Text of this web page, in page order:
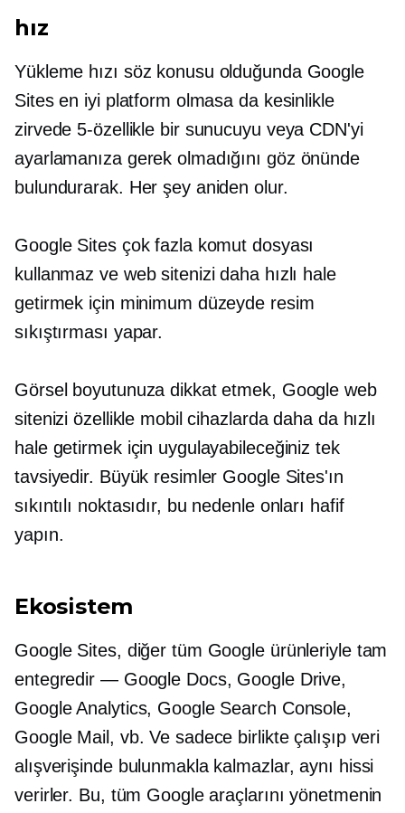
hız
Yükleme hızı söz konusu olduğunda Google
Sites en iyi platform olmasa da kesinlikle
zirvede 5-özellikle bir sunucuyu veya CDN'yi
ayarlamanıza gerek olmadığını göz önünde
bulundurarak. Her şey aniden olur.
Google Sites çok fazla komut dosyası
kullanmaz ve web sitenizi daha hızlı hale
getirmek için minimum düzeyde resim
sıkıştırması yapar.
Görsel boyutunuza dikkat etmek, Google web
sitenizi özellikle mobil cihazlarda daha da hızlı
hale getirmek için uygulayabileceğiniz tek
tavsiyedir. Büyük resimler Google Sites'ın
sıkıntılı noktasıdır, bu nedenle onları hafif
yapın.
Ekosistem
Google Sites, diğer tüm Google ürünleriyle tam
entegredir — Google Docs, Google Drive,
Google Analytics, Google Search Console,
Google Mail, vb. Ve sadece birlikte çalışıp veri
alışverişinde bulunmakla kalmazlar, aynı hissi
verirler. Bu, tüm Google araçlarını yönetmenin